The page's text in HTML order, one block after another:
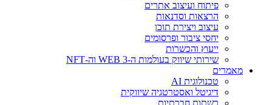
פיתוח ועיצוב אתרים
הרצאות וסדנאות
עיצוב ויצירת תוכן
יחסי ציבור ופרסומים
ייעוץ והכשרות
שירותי שיווק בעולמות ה-WEB 3 וה-NFT
מאמרים
טכנולוגית AI
דיגיטל ואסטרטגיה שיווקית
רשתות חברתיות